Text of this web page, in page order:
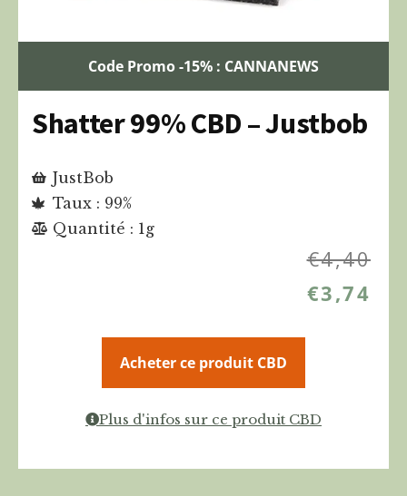
Code Promo -15% : CANNANEWS
Shatter 99% CBD – Justbob
JustBob
Taux : 99%
Quantité : 1g
€4,40
€3,74
Acheter ce produit CBD
Plus d'infos sur ce produit CBD